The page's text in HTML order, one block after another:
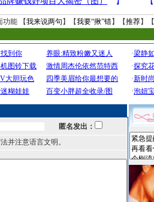
功能 【我来说两句 】【我要“揪”错】【推荐】
匿名发出：
并注意语言文明。